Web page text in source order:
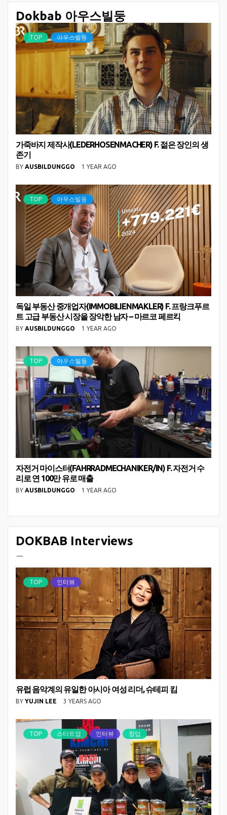
Dokbab 아우스빌둥
TOP 아우스빌둥
가죽바지 제작사(LEDERHOSENMACHER) F. 젊은 장인의 생
존기
BY AUSBILDUNGGO 1 YEAR AGO
TOP 아우스빌둥
독일 부동산 중개업자(IMMOBILIENMAKLER) F. 프랑크푸르
트 고급 부동산 시장을 장악한 남자 – 마르코 페르킥
BY AUSBILDUNGGO 1 YEAR AGO
TOP 아우스빌둥
자전거 마이스터(FAHRRADMECHANIKER/IN) F. 자전거 수
리로 연 100만 유로 매출
BY AUSBILDUNGGO 1 YEAR AGO
DOKBAB Interviews
ㅡ
TOP 인터뷰
유럽 음악계의 유일한 아시아 여성 리더, 슈테피 킴
BY YUJIN LEE 3 YEARS AGO
TOP 스타트업 인터뷰 창업